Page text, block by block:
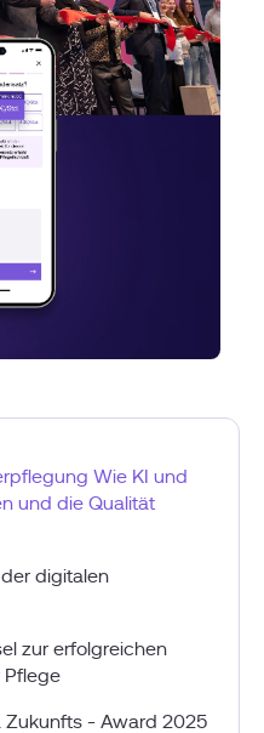
Wie KI und
und die Qualität
digitalen
zur erfolgreichen
Pflege
Zukunfts - Award 2025